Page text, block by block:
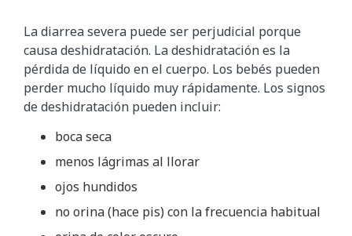
La diarrea severa puede ser perjudicial porque
causa deshidratación. La deshidratación es la
pérdida de líquido en el cuerpo. Los bebés pueden
perder mucho líquido muy rápidamente. Los signos
de deshidratación pueden incluir:
boca seca
menos lágrimas al llorar
ojos hundidos
no orina (hace pis) con la frecuencia habitual